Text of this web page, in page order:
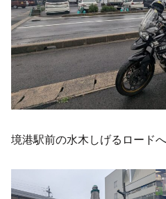
境港駅前の水木しげるロードへ